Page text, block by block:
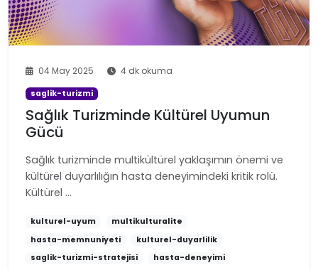
04 May 2025 4 dk okuma
saglik-turizmi
Sağlık Turizminde Kültürel Uyumun
Gücü
Sağlık turizminde multikültürel yaklaşımın önemi ve
kültürel duyarlılığın hasta deneyimindeki kritik rolü.
Kültürel …
kulturel-uyum
multikulturalite
hasta-memnuniyeti
kulturel-duyarlilik
saglik-turizmi-stratejisi
hasta-deneyimi